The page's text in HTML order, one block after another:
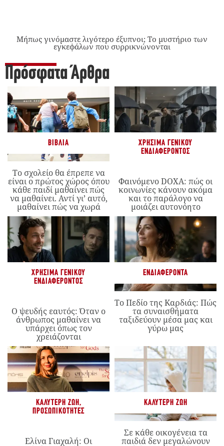
Μήπως γινόμαστε λιγότερο έξυπνοι; Το μυστήριο των
εγκεφάλων που συρρικνώνονται
Πρόσφατα Άρθρα
ΒΙΒΛΊΑ
Το σχολείο θα έπρεπε να
είναι ο πρώτος χώρος όπου
κάθε παιδί μαθαίνει πώς
να μαθαίνει. Αντί γι’ αυτό,
μαθαίνει πώς να χωρά
ΧΡΉΣΙΜΑ ΓΕΝΙΚΟΎ
ΕΝΔΙΑΦΈΡΟΝΤΟΣ
Φαινόμενο DOXA: πώς οι
κοινωνίες κάνουν ακόμα
και το παράλογο να
μοιάζει αυτονόητο
ΧΡΉΣΙΜΑ ΓΕΝΙΚΟΎ
ΕΝΔΙΑΦΈΡΟΝΤΟΣ
Ο ψευδής εαυτός: Όταν ο
άνθρωπος μαθαίνει να
υπάρχει όπως τον
χρειάζονται
ΕΝΔΙΑΦΈΡΟΝΤΑ
Το Πεδίο της Καρδιάς: Πώς
τα συναισθήματα
ταξιδεύουν μέσα μας και
γύρω μας
ΚΑΛΎΤΕΡΗ ΖΩΉ,
ΠΡΟΣΩΠΙΚΌΤΗΤΕΣ
Ελίνα Γιαχαλή: Οι
ΚΑΛΎΤΕΡΗ ΖΩΉ
Σε κάθε οικογένεια τα
παιδιά δεν μεγαλώνουν